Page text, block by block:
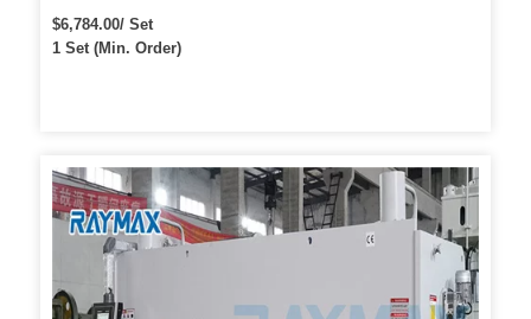
$6,784.00/ Set
1 Set (Min. Order)